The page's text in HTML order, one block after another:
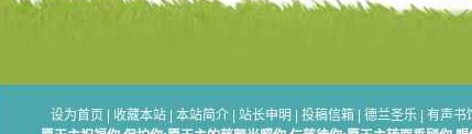
设为首页 收藏本站 本站简介 站长申明 投稿信箱 德兰圣乐 有声书